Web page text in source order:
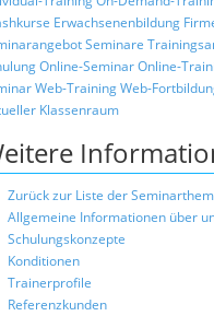
Erwachsenenbildung
Seminare
Online-SeminarOnline-
Web-TrainingWeb-
Klassenraum
Zurück zur Liste der
Allgemeine Informationen über
Schulungskonzepte
Konditionen
Trainerprofile
Referenzkunden